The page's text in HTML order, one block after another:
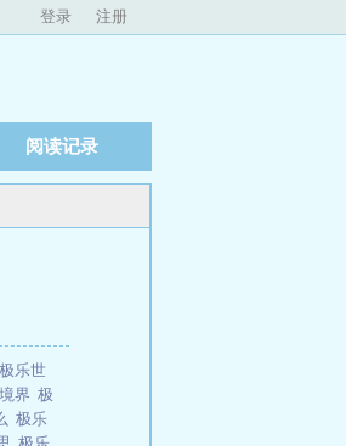
登录 注册
阅读记录
乐世
界 极
极乐